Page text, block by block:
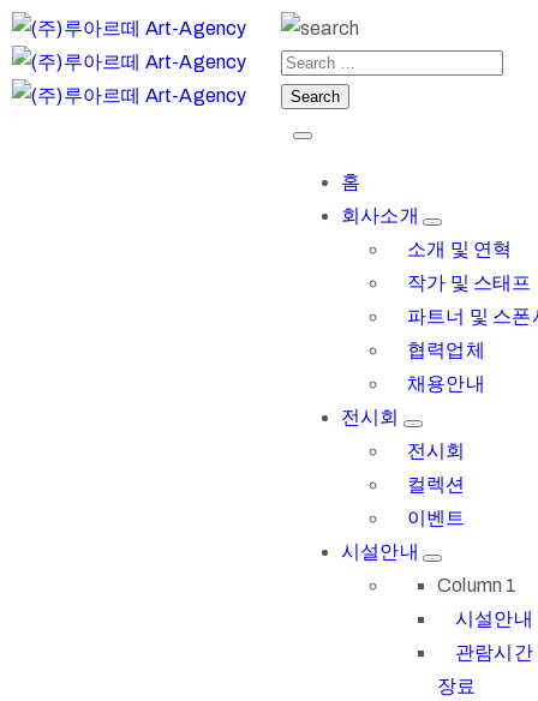
홈
회사소개
소개 및 연혁
작가 및 스태프
파트너 및 스폰
협력업체
채용안내
전시회
전시회
컬렉션
이벤트
시설안내
Column 1
시설안내
관람시간
장료